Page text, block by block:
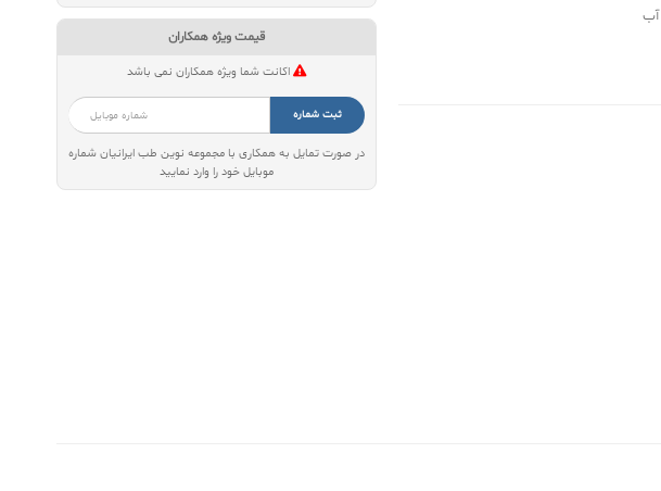
آب
قیمت ویژه همکاران
اکانت شما ویژه همکاران نمی باشد
ثبت شماره
در صورت تمایل به همکاری با مجموعه نوین طب ایرانیان شماره
موبایل خود را وارد نمایید